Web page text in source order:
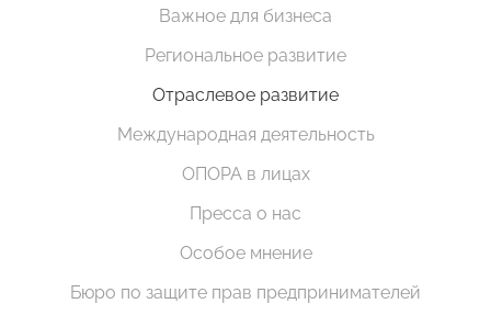
Важное для бизнеса
Региональное развитие
Отраслевое развитие
Международная деятельность
ОПОРА в лицах
Пресса о нас
Особое мнение
Бюро по защите прав предпринимателей